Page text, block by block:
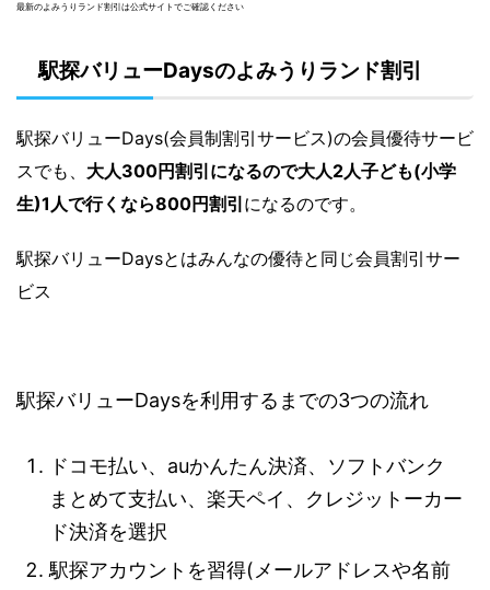
最新のよみうりランド割引は公式サイトでご確認ください
駅探バリューDaysのよみうりランド割引
駅探バリューDays(会員制割引サービス)の会員優待サービ
スでも、 大人300円割引になるので大人2人子ども(小学
生)1人で行くなら800円割引 になるのです。
駅探バリューDaysとはみんなの優待と同じ会員割引サー
ビス
駅探バリューDaysを利用するまでの3つの流れ
ドコモ払い、auかんたん決済、ソフトバンク
まとめて支払い、楽天ペイ、クレジットーカー
ド決済を選択
駅探アカウントを習得(メールアドレスや名前